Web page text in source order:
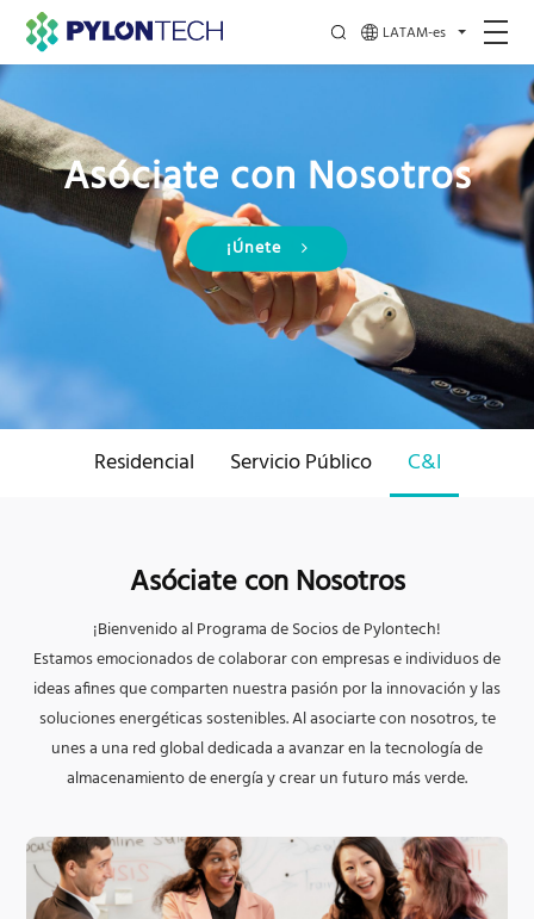
LATAM-es
Asóciate con Nosotros
¡Únete
Residencial Servicio Público C&I
Asóciate con Nosotros
¡Bienvenido al Programa de Socios de Pylontech!
Estamos emocionados de colaborar con empresas e individuos de
ideas afines que comparten nuestra pasión por la innovación y las
soluciones energéticas sostenibles. Al asociarte con nosotros, te
unes a una red global dedicada a avanzar en la tecnología de
almacenamiento de energía y crear un futuro más verde.